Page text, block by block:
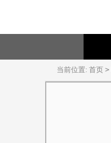
当前位置: 首页 >